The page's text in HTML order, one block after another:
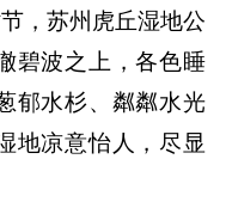
，苏州虎丘湿地公
碧波之上，各色睡
郁水杉、粼粼水光
地凉意怡人，尽显